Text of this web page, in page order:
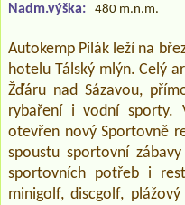
Nadm.výška: 480 m.n.m.
Autokemp Pilák leží na
hotelu Tálský mlýn. Celý
Žďáru nad Sázavou,
rybaření i vodní sporty.
otevřen nový Sportovně
spoustu sportovní
sportovních potřeb i
minigolf, discgolf,